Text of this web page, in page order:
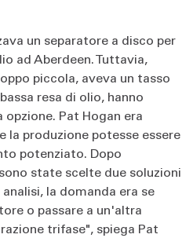
un separatore a disco per
ad Aberdeen. Tuttavia,
piccola, aveva un tasso
resa di olio, hanno
Pat Hogan era
la produzione potesse essere
potenziato. Dopo
state scelte due soluzioni
la domanda era se
o passare a un'altra
trifase", spiega Pat